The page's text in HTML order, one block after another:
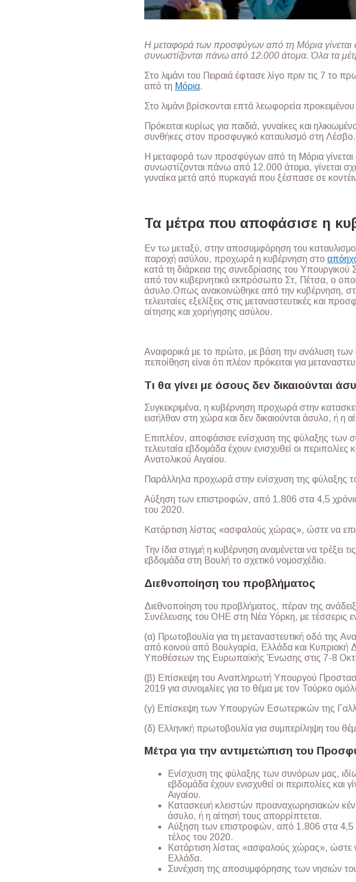
Η μεταφορά των προσφύγων από τη Μόρια
συνωστίζονται πάνω από 12.000 άτομα. Όλα τα
Στο λιμάνι του Πειραιά έφτασε λίγο πριν τις 7
από τη Μόρια.
Στο λιμάνι βρίσκονται επτά λεωφορεία
Πρόκειται κυρίως για παιδιά, γυναίκες και
συνθήκες στον προσφυγικό καταυλισμό στη Λέσβο.
Η μεταφορά των προσφύγων από τη Μόρια
συνωστίζονται πάνω από 12.000 άτομα, γίνεται
γυναίκα μετά από πυρκαγιά που ξέσπασε σε
Τα μέτρα που αποφάσισε η
Εν τω μεταξύ, στην αποσυμφόρηση του
παροχή ασύλου, προχωρά η κυβέρνηση στο
κατά τη διάρκεια της συνεδρίασης του
από τον κυβερνητικό εκπρόσωπο Στ, Πέτσα, ο
άσυλο.Οπως ανακοινώθηκε από την κυβέρνηση,
τελευταίες εξελίξεις στις μεταναστευτικές και
αίτησης και χορήγησης ασύλου.
Αναφορικά με το πρώτο, με βάση την ανάλυση των
πεποίθηση είναι ότι πλέον πρόκειται για
Τι θα γίνει με όσους δεν δικαιούνται
Συγκεκριμένα, η κυβέρνηση προχωρά στην
εισήλθαν στη χώρα και δεν δικαιούνται άσυλο, ή η
Επιπλέον, αποφάσισε ενίσχυση της φύλαξης των
τελευταία εβδομάδα έχουν ενισχυθεί οι περιπολίες
Ανατολικού Αιγαίου.
Παράλληλα προχωρά στην ενίσχυση της φύλαξης
Αύξηση των επιστροφών, από 1.806 στα 4,5
του 2020.
Κατάρτιση λίστας «ασφαλούς χώρας», ώστε να
Την ίδια στιγμή η κυβέρνηση αναμένεται να τρέξει
εβδομάδα στη Βουλή το σχετικό νομοσχέδιο.
Διεθνοποίηση του προβλήματος
Διεθνοποίηση του προβλήματος, πέραν της
Συνέλευσης του ΟΗΕ στη Νέα Υόρκη, με τέσσερις
(α) Πρωτοβουλία για τη μεταναστευτική οδό της
από κοινού από Βουλγαρία, Ελλάδα και Κυπριακή
Υποθέσεων της Ευρωπαϊκής Ένωσης στις 7-8
(β) Επίσκεψη του Αναπληρωτή Υπουργού
2019 για συνομιλίες για το θέμα με τον Τούρκο
(γ) Επίσκεψη των Υπουργών Εσωτερικών της
(δ) Ελληνική πρωτοβουλία για συμπερίληψη του
Μέτρα για την αντιμετώπιση του
Ενίσχυση της φύλαξης των συνόρων μας,
εβδομάδα έχουν ενισχυθεί οι περιπολίες και
Αιγαίου.
Κατασκευή κλειστών προαναχωρησιακών
άσυλο, ή η αίτησή τους απορρίπτεται.
Αύξηση των επιστροφών, από 1.806 στα 4,5
τέλος του 2020.
Κατάρτιση λίστας «ασφαλούς χώρας», ώστε
Ελλάδα.
Συνέχιση της αποσυμφόρησης των νησιών